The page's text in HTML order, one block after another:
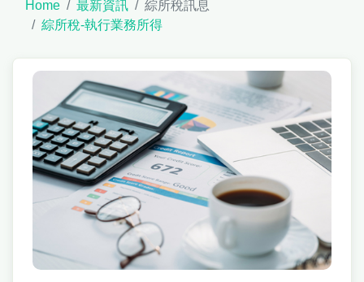
Home 最新資訊
綜所稅訊息
綜所稅-執行業務所得